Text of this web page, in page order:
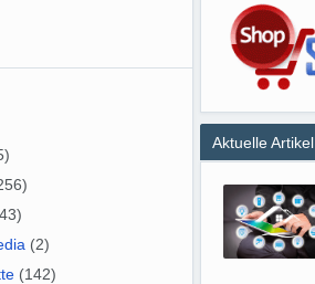
(2)
(142)
Aktuelle Artikel